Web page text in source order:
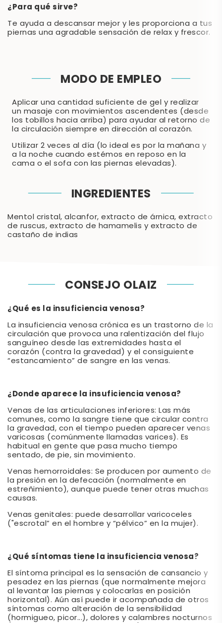
¿Para qué sirve?
Te ayuda a descansar mejor y les proporciona a tus
piernas una agradable sensación de relax y frescor.
MODO DE EMPLEO
Aplicar una cantidad suficiente de gel y realizar
un masaje con movimientos ascendentes (desde
los tobillos hacia arriba) para ayudar al retorno de
la circulación siempre en dirección al corazón.
Utilizar 2 veces al día (lo ideal es por la mañana y
a la noche cuando estémos en reposo en la
cama o el sofa con las piernas elevadas).
INGREDIENTES
Mentol cristal, alcanfor, extracto de árnica, extracto
de ruscus, extracto de hamamelis y extracto de
castaño de indias
CONSEJO OLAIZ
¿Qué es la insuficiencia venosa?
La insuficiencia venosa crónica es un trastorno de la
circulación que provoca una ralentización del flujo
sanguíneo desde las extremidades hasta el
corazón (contra la gravedad) y el consiguiente
“estancamiento” de sangre en las venas.
¿Donde aparece la insuficiencia venosa?
Venas de las articulaciones inferiores: Las más
comunes, como la sangre tiene que circular contra
la gravedad, con el tiempo pueden aparecer venas
varicosas (comúnmente llamadas varices). Es
habitual en gente que pasa mucho tiempo
sentado, de pie, sin movimiento.
Venas hemorroidales: Se producen por aumento de
la presión en la defecación (normalmente en
estreñimiento), aunque puede tener otras muchas
causas.
Venas genitales: puede desarrollar varicoceles
("escrotal” en el hombre y “pélvico” en la mujer).
¿Qué síntomas tiene la insuficiencia venosa?
El síntoma principal es la sensación de cansancio y
pesadez en las piernas (que normalmente mejora
al levantar las piernas y colocarlas en posición
horizontal). Aún así puede ir acompañada de otros
síntomas como alteración de la sensibilidad
(hormigueo, picor...), dolores y calambres nocturnos